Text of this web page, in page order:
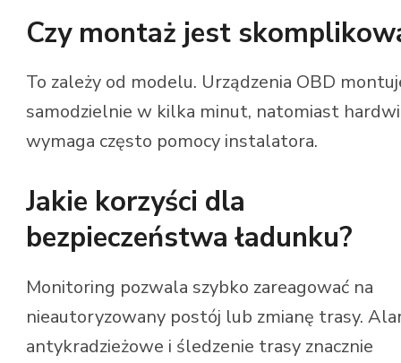
Czy montaż jest
To zależy od modelu. Urządzenia OBD
samodzielnie w kilka minut, natomiast
wymaga często pomocy instalatora.
Jakie korzyści dla
bezpieczeństwa ładunku?
Monitoring pozwala szybko zareagować na
nieautoryzowany postój lub zmianę trasy.
antykradzieżowe i śledzenie trasy znacznie